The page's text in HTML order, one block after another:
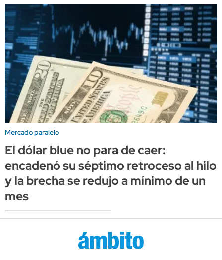
Mercado paralelo
El dólar blue no para de caer:
encadenó su séptimo retroceso al hilo
y la brecha se redujo a mínimo de un
mes